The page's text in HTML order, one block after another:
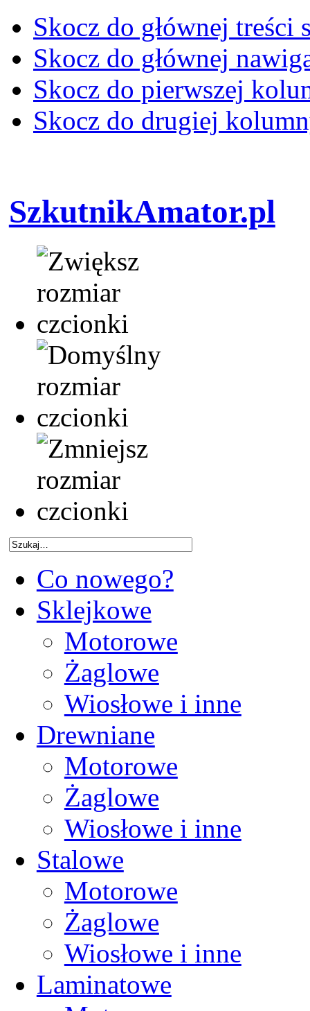
Skocz do głównej treści
Skocz do głównej
Skocz do pierwszej
Skocz do drugiej
SzkutnikAmator.pl
Co nowego?
Sklejkowe
Motorowe
Żaglowe
Wiosłowe i inne
Drewniane
Motorowe
Żaglowe
Wiosłowe i inne
Stalowe
Motorowe
Żaglowe
Wiosłowe i inne
Laminatowe